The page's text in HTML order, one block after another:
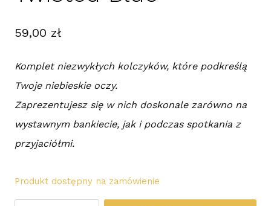
59,00 zł
Komplet niezwykłych kolczyków, które podkreślą
Twoje niebieskie oczy.
Zaprezentujesz się w nich doskonale zarówno na
wystawnym bankiecie, jak i podczas spotkania z
przyjaciółmi.
Produkt dostępny na zamówienie